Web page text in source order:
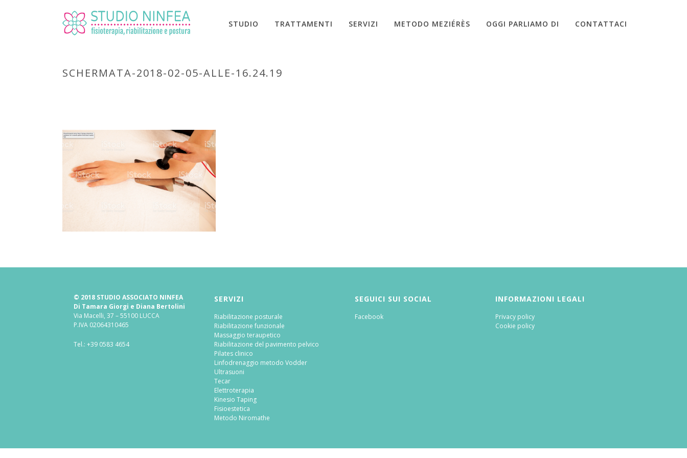
STUDIO TRATTAMENTI SERVIZI METODO MEZIÉRÈS OGGI PARLIAMO DI CONTATTACI
SCHERMATA-2018-02-05-ALLE-16.24.19
© 2018 STUDIO ASSOCIATO NINFEA
Di Tamara Giorgi e Diana Bertolini
Via Macelli, 37 – 55100 LUCCA
P.IVA 02064310465
Tel.: +39 0583 4654
SERVIZI
Riabilitazione posturale
Riabilitazione funzionale
Massaggio teraupetico
Riabilitazione del pavimento pelvico
Pilates clinico
Linfodrenaggio metodo Vodder
Ultrasuoni
Tecar
Elettroterapia
Kinesio Taping
Fisioestetica
Metodo Niromathe
SEGUICI SUI SOCIAL
Facebook
INFORMAZIONI LEGALI
Privacy policy
Cookie policy